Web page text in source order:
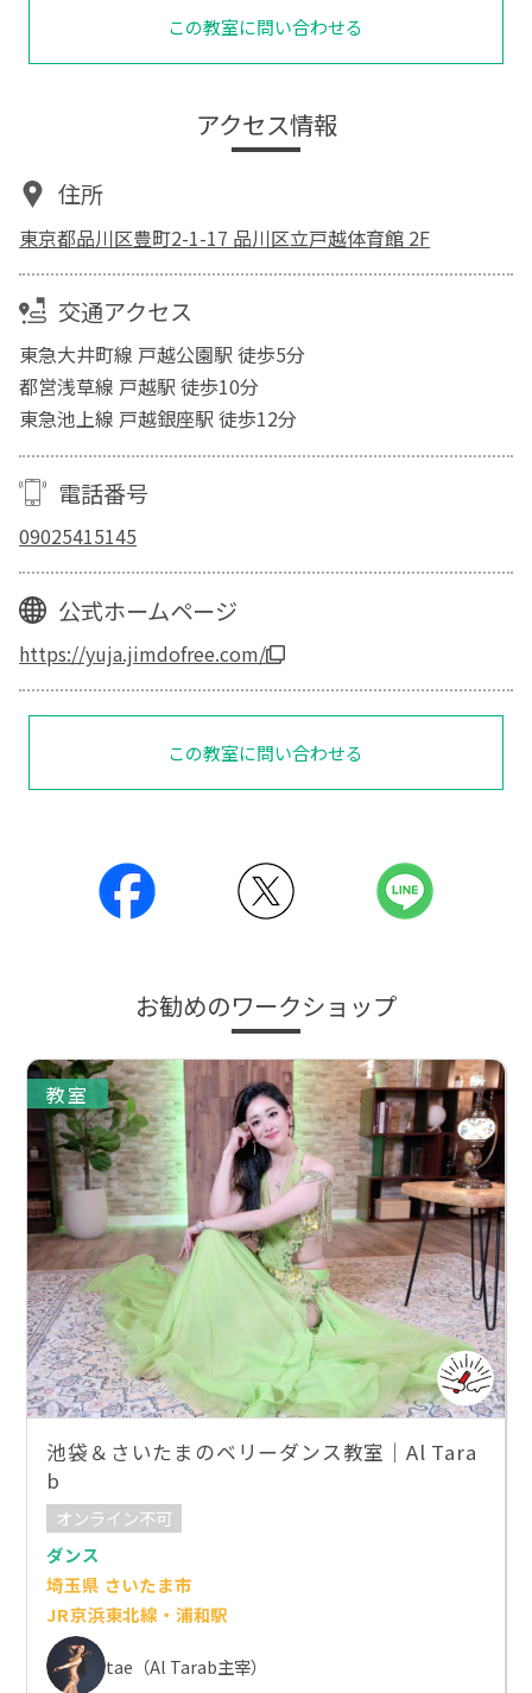
この教室に問い合わせる
アクセス情報
住所
東京都品川区豊町2-1-17 品川区立戸越体育館 2F
交通アクセス
東急大井町線 戸越公園駅 徒歩5分
都営浅草線 戸越駅 徒歩10分
東急池上線 戸越銀座駅 徒歩12分
電話番号
09025415145
公式ホームページ
https://yuja.jimdofree.com/
この教室に問い合わせる
お勧めのワークショップ
教室
池袋＆さいたまのベリーダンス教室｜Al Tara
b
オンライン不可
ダンス
埼玉県 さいたま市
JR京浜東北線・浦和駅
tae（Al Tarab主宰）